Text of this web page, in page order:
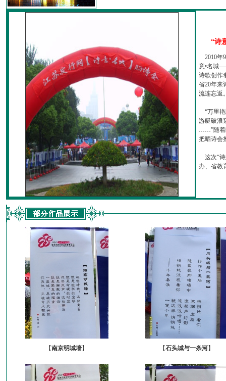
“诗
2010年
意•名城
诗歌创作
省20年来
流连忘返
“万里艳
游艇破浪
……”随着
把晒诗会
这次“诗
办、省教
【南京明城墙】 【石头城与一条河】